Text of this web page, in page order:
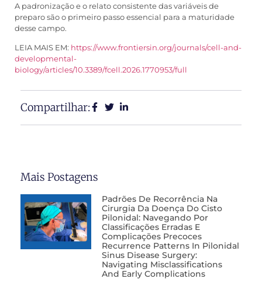
A padronização e o relato consistente das variáveis de
preparo são o primeiro passo essencial para a maturidade
desse campo.
LEIA MAIS EM: https://www.frontiersin.org/journals/cell-and-
developmental-
biology/articles/10.3389/fcell.2026.1770953/full
Compartilhar:
Mais Postagens
Padrões De Recorrência Na
Cirurgia Da Doença Do Cisto
Pilonidal: Navegando Por
Classificações Erradas E
Complicações Precoces
Recurrence Patterns In Pilonidal
Sinus Disease Surgery:
Navigating Misclassifications
And Early Complications